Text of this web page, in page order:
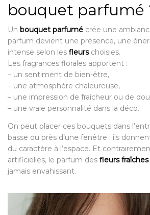
bouquet parfumé
Un bouquet parfumé crée une
parfum devient une présence, une
intense selon les fleurschoisies.
Les fragrances florales apportent :
– un sentiment de bien-être,
– une atmosphère chaleureuse,
– une impression de fraîcheur ou de
– une vraie personnalité dans la déco.
On peut placer ces bouquets dans
basse ou près d’une fenêtre : ils
du caractère à l’espace. Et
artificielles, le parfum des fleurs fraîches
jamais envahissant.